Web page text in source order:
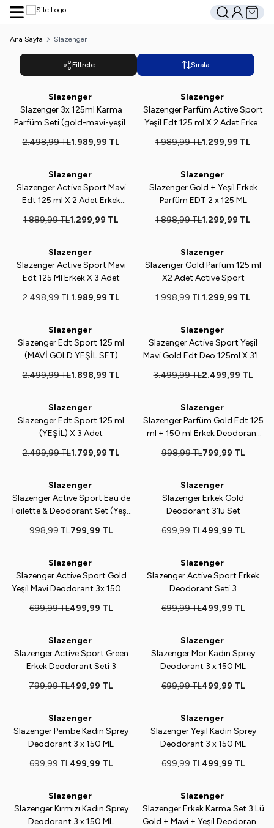
Hesabım
Sepetim
Ana Sayfa Slazenger
Filtrele Sırala
Slazenger
Slazenger 3x 125ml Karma
Parfüm Seti (gold-mavi-yeşil)
2.498,99TL1.989,99 TL
Slazenger
Slazenger Parfüm Active Sport
Yeşil Edt 125 ml X 2 Adet Erkek
1.989,99TL1.299,99 TL
Slazenger
Slazenger Active Sport Mavi
Edt 125 ml X 2 Adet Erkek
1.889,99TL1.299,99 TL
Slazenger
Slazenger Gold + Yeşil Erkek
Parfüm EDT 2 x 125 ML
1.898,99TL1.299,99 TL
Slazenger
Slazenger Active Sport Mavi
Edt 125 Ml Erkek X 3 Adet
2.498,99TL1.989,99 TL
Slazenger
Slazenger Gold Parfüm 125 ml
X2 Adet Active Sport
1.998,99TL1.299,99 TL
Slazenger
Slazenger Edt Sport 125 ml
(MAVİ GOLD YEŞİL SET)
2.499,99TL1.898,99 TL
Slazenger
Slazenger Active Sport Yeşil
Mavi Gold Edt Deo 125ml X 3'lü
3.499,99TL2.499,99 TL
Slazenger
Slazenger Edt Sport 125 ml
(YEŞİL) X 3 Adet
2.499,99TL1.799,99 TL
Slazenger
Slazenger Parfüm Gold Edt 125
ml + 150 ml Erkek Deodorant
998,99TL799,99 TL
Slazenger
Slazenger Active Sport Eau de
Toilette & Deodorant Set (Yeşil,
998,99TL799,99 TL
Slazenger
Slazenger Erkek Gold
Deodorant 3'lü Set
699,99TL499,99 TL
Slazenger
Slazenger Active Sport Gold
Yeşil Mavi Deodorant 3x 150ml
699,99TL499,99 TL
Slazenger
Slazenger Active Sport Erkek
Deodorant Seti 3
699,99TL499,99 TL
Slazenger
Slazenger Active Sport Green
Erkek Deodorant Seti 3
799,99TL499,99 TL
Slazenger
Slazenger Mor Kadın Sprey
Deodorant 3 x 150 ML
699,99TL499,99 TL
Slazenger
Slazenger Pembe Kadın Sprey
Deodorant 3 x 150 ML
699,99TL499,99 TL
Slazenger
Slazenger Yeşil Kadın Sprey
Deodorant 3 x 150 ML
699,99TL499,99 TL
Slazenger
Slazenger Kırmızı Kadın Sprey
Deodorant 3 x 150 ML
Slazenger
Slazenger Erkek Karma Set 3 Lü
Gold + Mavi + Yeşil Deodorant-